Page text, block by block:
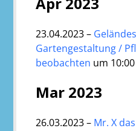
23.04.2023 –
Gartengestaltung /
beobachten um
Mar 2023
26.03.2023 – Mr. X